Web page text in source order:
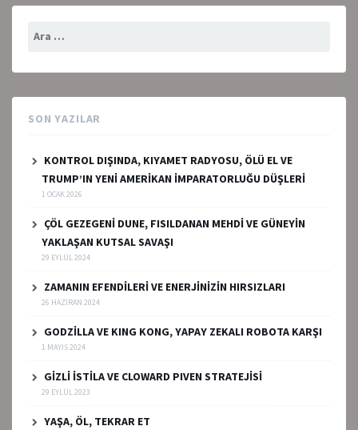
Arama:
SON YAZILAR
KONTROL DIŞINDA, KIYAMET RADYOSU, ÖLÜ EL VE
TRUMP’IN YENİ AMERİKAN İMPARATORLUĞU DÜŞLERİ
1 OCAK 2026
ÇÖL GEZEGENİ DUNE, FISILDANAN MEHDİ VE GÜNEYİN
YAKLAŞAN KUTSAL SAVAŞI
29 EYLÜL 2024
ZAMANIN EFENDİLERİ VE ENERJİNİZİN HIRSIZLARI
26 HAZIRAN 2024
GODZİLLA VE KING KONG, YAPAY ZEKALI ROBOTA KARŞI
1 MAYIS 2024
GİZLİ İSTİLA VE CLOWARD PIVEN STRATEJİSİ
29 EYLÜL 2023
YAŞA, ÖL, TEKRAR ET